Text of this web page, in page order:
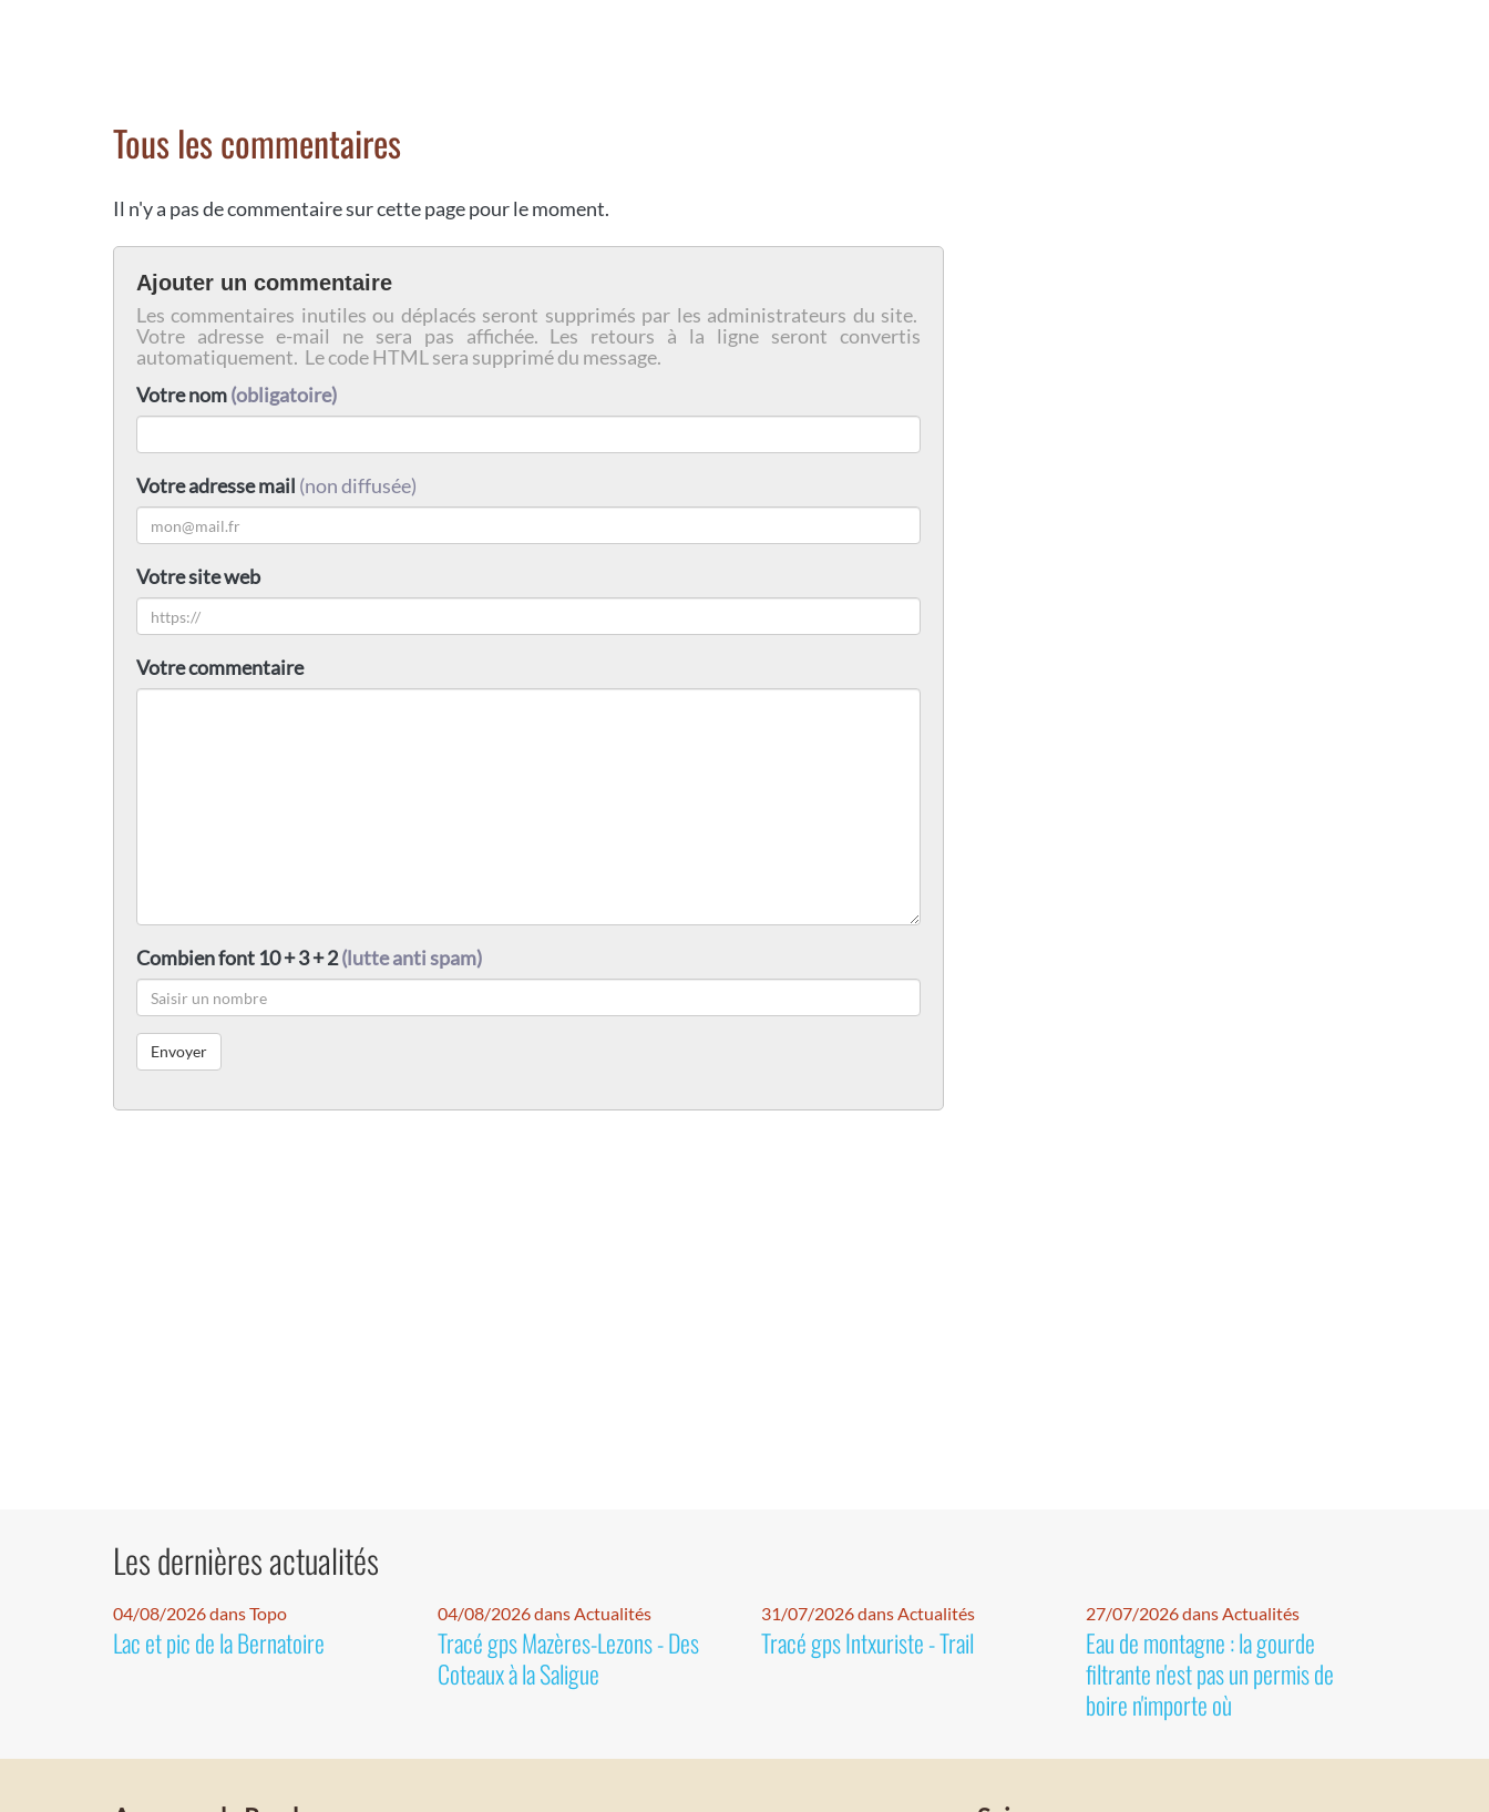
Tous les commentaires
Il n'y a pas de commentaire sur cette page pour le moment.
Ajouter un commentaire
Les commentaires inutiles ou déplacés seront supprimés par les administrateurs du site.
Votre adresse e-mail ne sera pas affichée. Les retours à la ligne seront convertis
automatiquement. Le code HTML sera supprimé du message.
Votre nom(obligatoire)
Votre adresse mail (non diffusée)
Votre site web
Votre commentaire
Combien font 10 + 3 + 2(lutte anti spam)
Les dernières actualités
04/08/2026 dans Topo
Lac et pic de la Bernatoire
04/08/2026 dans Actualités
Tracé gps Mazères-Lezons - Des
Coteaux à la Saligue
31/07/2026 dans Actualités
Tracé gps Intxuriste - Trail
27/07/2026 dans Actualités
Eau de montagne : la gourde
filtrante n'est pas un permis de
boire n'importe où